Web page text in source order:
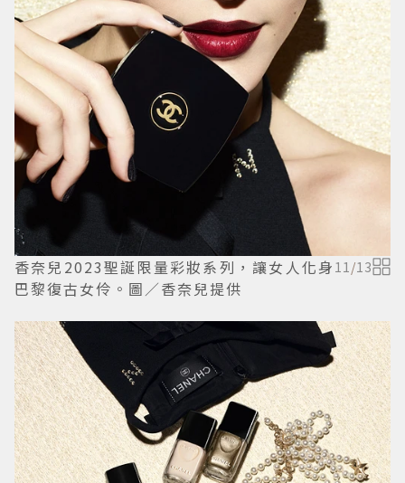
香奈兒2023聖誕限量彩妝系列，讓女人化身
巴黎復古女伶。圖／香奈兒提供
11 /13